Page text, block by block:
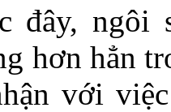
đây, ngôi
hơn hẳn
với